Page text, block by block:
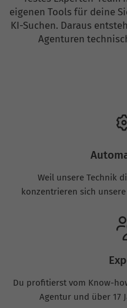
eigenen Tools für deine
KI-Suchen. Daraus
Agenturen
Weil unsere Technik
konzentrieren sich
Du profitierst vom Know-
Agentur und über 17